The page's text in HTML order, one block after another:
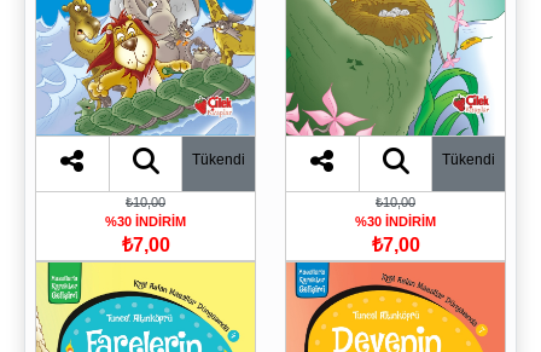
Tükendi
₺10,00
%30 İNDİRİM
₺7,00
Tükendi
₺10,00
%30 İNDİRİM
₺7,00